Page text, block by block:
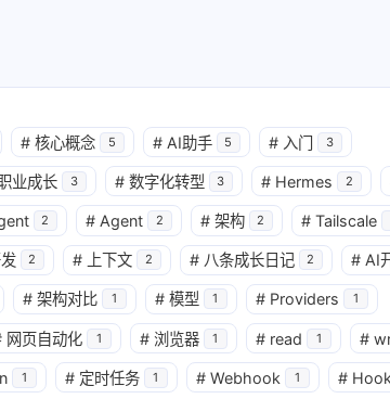
# 核心概念 5 # AI助手 5 # 入门 3
业成长 3 # 数字化转型 3 # Hermes 2
2 # Agent 2 # 架构 2 # Tailscale
2 # 上下文 2 # 八条成长日记 2 # AI
# 架构对比 1 # 模型 1 # Providers 1
网页自动化 1 # 浏览器 1 # read 1 #
1 # 定时任务 1 # Webhook 1 #